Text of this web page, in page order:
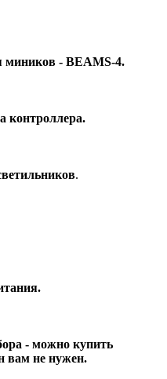
миников - BEAMS-4.
контроллера.
.
- можно купить
вам не нужен.